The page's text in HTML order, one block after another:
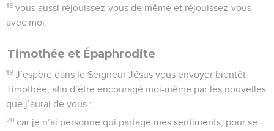
18 vous aussi réjouissez-vous de même et réjouissez-vous
avec moi.
Timothée et Épaphrodite
19 J’espère dans le Seigneur Jésus vous envoyer bientôt
Timothée, afin d’être encouragé moi-même par les nouvelles
que j’aurai de vous ;
20 car je n’ai personne qui partage mes sentiments, pour se